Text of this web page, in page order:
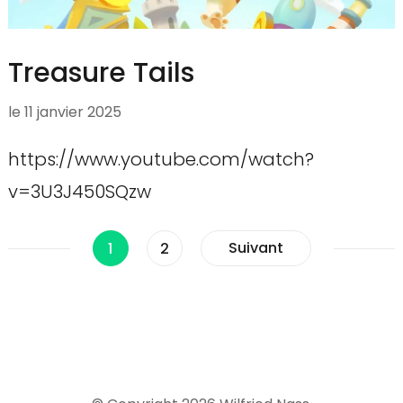
Treasure Tails
le 11 janvier 2025
https://www.youtube.com/watch?
v=3U3J450SQzw
Pagination
Page
1 Page
2 Suivant